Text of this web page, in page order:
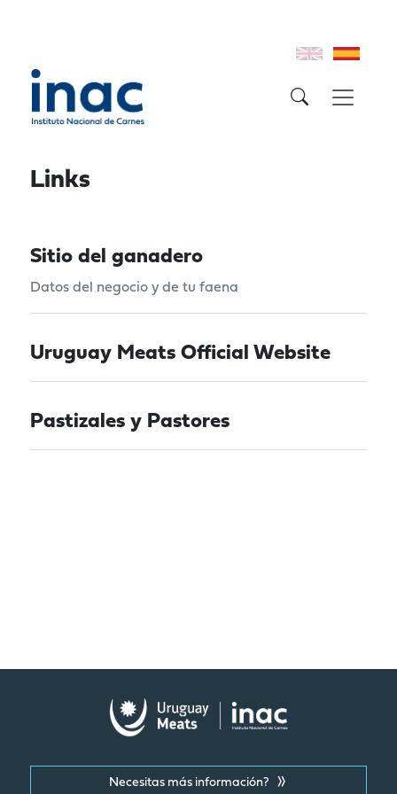
Links
Sitio del ganadero
Datos del negocio y de tu faena
Uruguay Meats Official Website
Pastizales y Pastores
Necesitas más información?